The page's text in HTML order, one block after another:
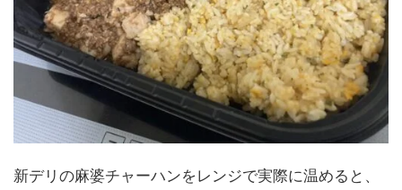
新デリの麻婆チャーハンをレンジで実際に温めると、